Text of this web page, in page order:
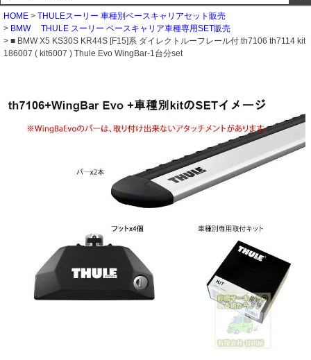
HOME
THULEスーリー 車種別ベースキャリアセット販売
BMW THULE スーリー ベースキャリア車種専用SET販売
■ BMW X5 KS30S KR44S [F15]系 ダイレクトルーフレール付 th7106 th7114 kit
186007 ( kit6007 ) Thule Evo WingBar-1台分set